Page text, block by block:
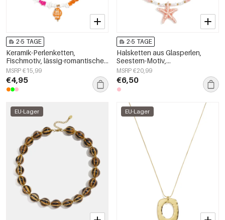
2-5 TAGE
Keramik-Perlenketten,
Fischmotiv, lässig-romantische
Serie, Damenschmuck
MSRP €15,99
€4,95
2-5 TAGE
Halsketten aus Glasperlen,
Seestern-Motiv,
Urlaubs-/Strand-Romantik-Serie,
Damenschmuck
MSRP €20,99
€6,50
EU-Lager EU-Lager